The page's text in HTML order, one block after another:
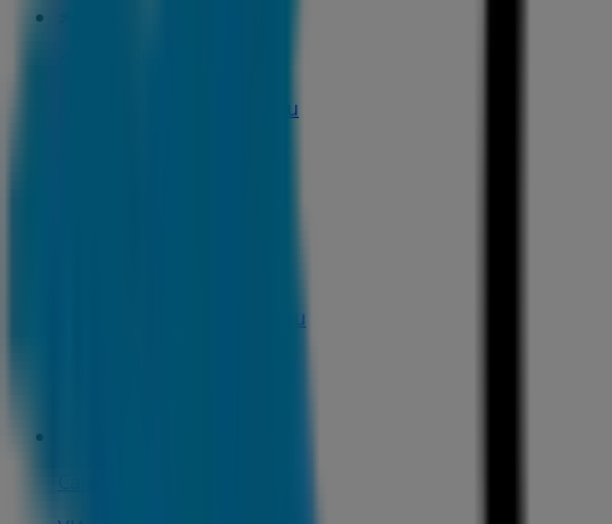
PASSEIG JAUME I, 17, Salou
PASSEIG MIRAMAR, 6, Salou